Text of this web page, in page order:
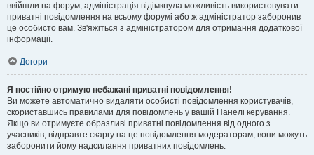
ввійшли на форум, адміністрація відімкнула можливість використовувати
приватні повідомлення на всьому форумі або ж адміністратор заборонив
це особисто вам. Зв'яжіться з адміністратором для отримання додаткової
інформації.
Догори
Я постійно отримую небажані приватні повідомлення!
Ви можете автоматично видаляти особисті повідомлення користувачів,
скориставшись правилами для повідомлень у вашій Панелі керування.
Якщо ви отримуєте образливі приватні повідомлення від одного з
учасників, відправте скаргу на це повідомлення модераторам; вони можуть
заборонити йому надсилання приватних повідомлень.